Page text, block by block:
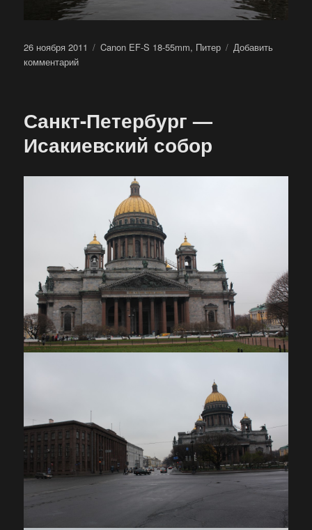
Опубликовано
26 ноября 2011 Метки
Canon EF-S 18-55mm, Питер
Добавить
комментарийк
—
Санкт-Петербург —
Исакиевский собор